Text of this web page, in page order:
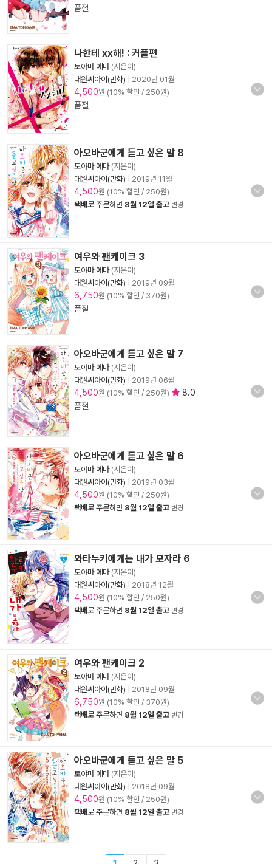
품절
나한테 xx해! : 커플편
토야마 에마(지은이)
대원씨아이(만화)
2020년 01월
4,500원 (10% 할인 / 250원)
품절
아오바군에게 듣고 싶은 말 8
토야마 에마(지은이)
대원씨아이(만화)
2019년 11월
4,500원 (10% 할인 / 250원)
택배로 주문하면 8월 12일 출고 변경
여우와 팬케이크 3
토야마 에마(지은이)
대원씨아이(만화)
2019년 09월
6,750원 (10% 할인 / 370원)
품절
아오바군에게 듣고 싶은 말 7
토야마 에마(지은이)
대원씨아이(만화)
2019년 06월
4,500원 (10% 할인 / 250원)
8.0
품절
아오바군에게 듣고 싶은 말 6
토야마 에마(지은이)
대원씨아이(만화)
2019년 03월
4,500원 (10% 할인 / 250원)
택배로 주문하면 8월 12일 출고 변경
와타누키에게는 내가 모자라 6
토야마 에마(지은이)
대원씨아이(만화)
2018년 12월
4,500원 (10% 할인 / 250원)
택배로 주문하면 8월 12일 출고 변경
여우와 팬케이크 2
토야마 에마(지은이)
대원씨아이(만화)
2018년 09월
6,750원 (10% 할인 / 370원)
택배로 주문하면 8월 12일 출고 변경
아오바군에게 듣고 싶은 말 5
토야마 에마(지은이)
대원씨아이(만화)
2018년 09월
4,500원 (10% 할인 / 250원)
택배로 주문하면 8월 12일 출고 변경